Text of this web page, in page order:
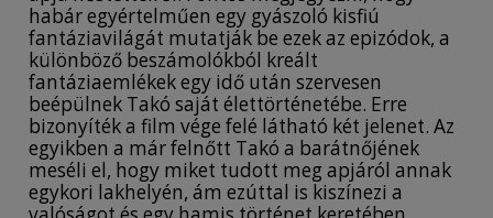
habár egyértelműen egy gyászoló kisfiú
fantáziavilágát mutatják be ezek az epizódok, a
különböző beszámolókból kreált
fantáziaemlékek egy idő után szervesen
beépülnek Takó saját élettörténetébe. Erre
bizonyíték a film vége felé látható két jelenet. Az
egyikben a már felnőtt Takó a barátnőjének
meséli el, hogy miket tudott meg apjáról annak
egykori lakhelyén, ám ezúttal is kiszínezi a